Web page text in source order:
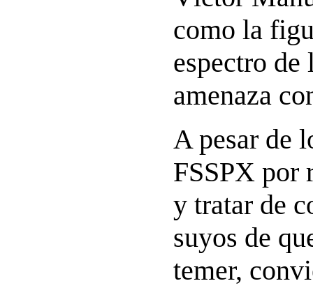
como la
espectro
amenaza
A pesar de
FSSPX por
y tratar de
suyos de
temer,